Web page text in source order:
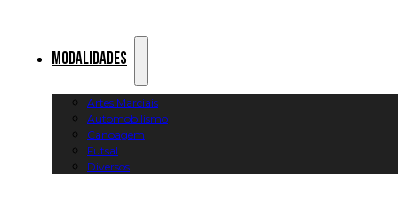
Modalidades
Artes Marciais
Automobilismo
Canoagem
Futsal
Diversos